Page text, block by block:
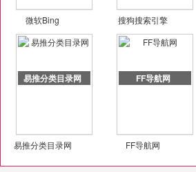
微软Bing 搜狗搜索引擎
易推分类目录网
易推分类目录网
FF导航网
FF导航网